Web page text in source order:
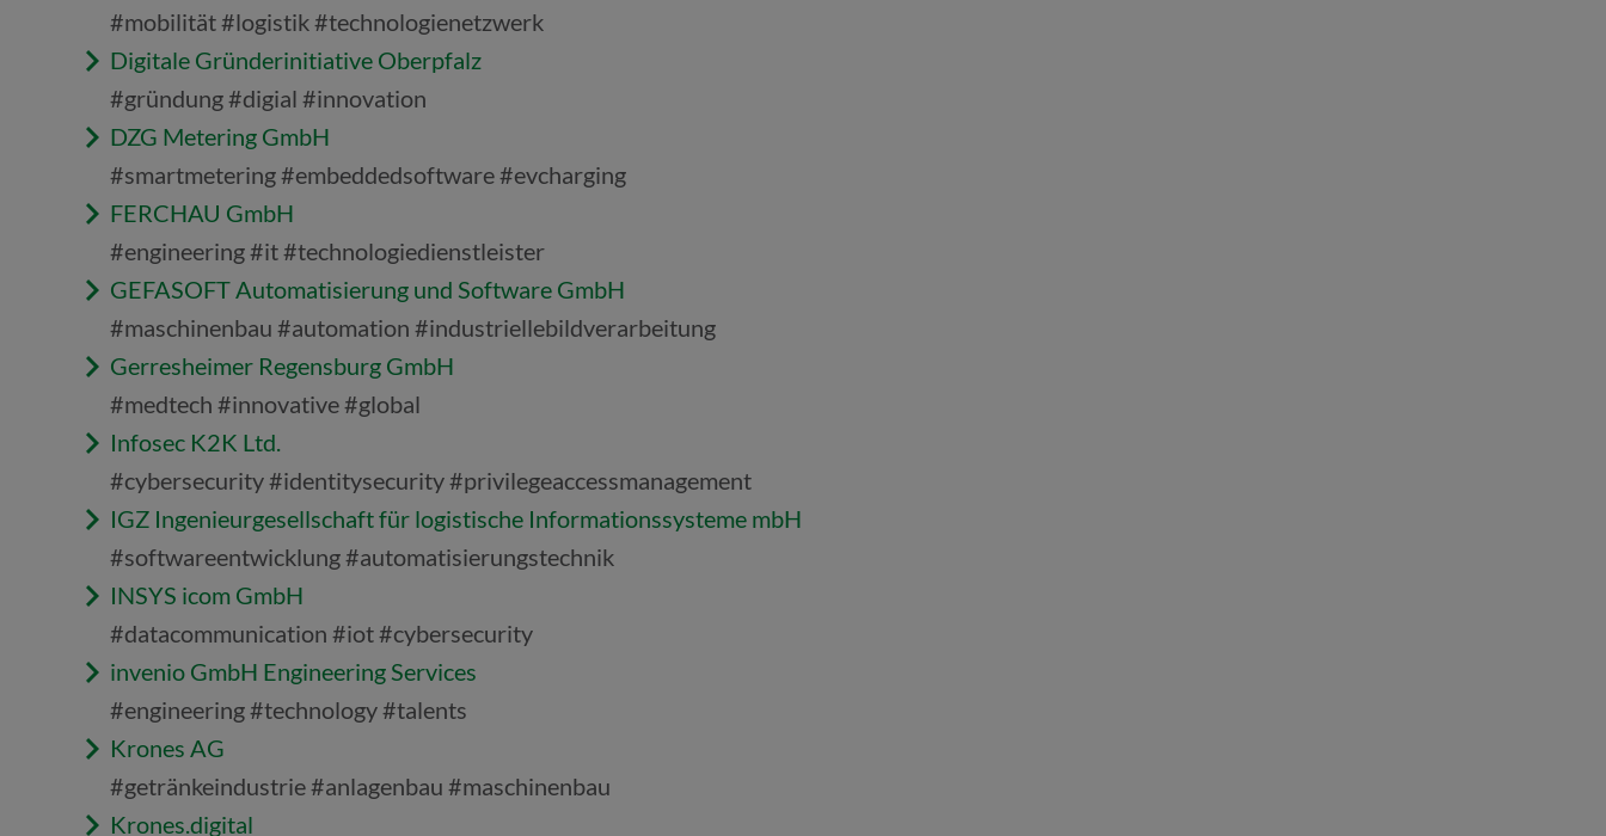
#mobilität #logistik #technologienetzwerk
Digitale Gründerinitiative Oberpfalz
#gründung #digial #innovation
DZG Metering GmbH
#smartmetering #embeddedsoftware #evcharging
FERCHAU GmbH
#engineering #it #technologiedienstleister
GEFASOFT Automatisierung und Software GmbH
#maschinenbau #automation #industriellebildverarbeitung
Gerresheimer Regensburg GmbH
#medtech #innovative #global
Infosec K2K Ltd.
#cybersecurity #identitysecurity #privilegeaccessmanagement
IGZ Ingenieurgesellschaft für logistische Informationssysteme mbH
#softwareentwicklung #automatisierungstechnik
INSYS icom GmbH
#datacommunication #iot #cybersecurity
invenio GmbH Engineering Services
#engineering #technology #talents
Krones AG
#getränkeindustrie #anlagenbau #maschinenbau
Krones.digital